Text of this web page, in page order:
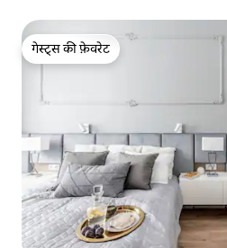
गेस्ट्स की फ़ेवरेट
गेस्ट्स की फ़ेवरेट